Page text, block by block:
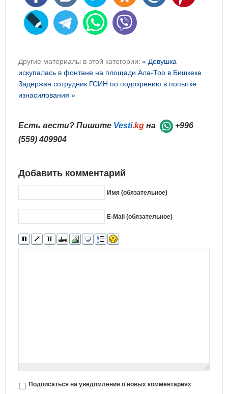
Другие материалы в этой категории: « Девушка
искупалась в фонтане на площади Ала-Тоо в Бишкеке
Задержан сотрудник ГСИН по подозрению в попытке
изнасилования »
Есть вести? Пишите Vesti.kg на
+996
(559) 409904
Добавить комментарий
Имя (обязательное)
E-Mail (обязательное)
Подписаться на уведомления о новых комментариях